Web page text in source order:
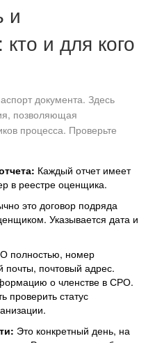
и
и для кого
документа. Здесь
позволяющая
процесса. Проверьте
Каждый отчет имеет
в реестре оценщика.
это договор подряда
Указывается дата и
полностью, номер
почты, почтовый адрес.
о членстве в СРО.
проверить статус
Это конкретный день, на